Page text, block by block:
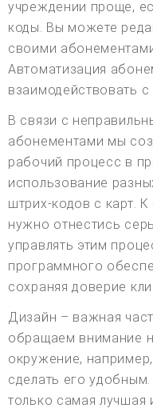
учреждении проще,
коды. Вы можете
своими
Автоматизация
взаимодействовать с
В связи с
абонементами мы
рабочий процесс в
использование
штрих-кодов с карт.
нужно отнестись
управлять этим
программного
сохраняя доверие
Дизайн – важная
обращаем внимание
окружение,
сделать его
только самая лучшая